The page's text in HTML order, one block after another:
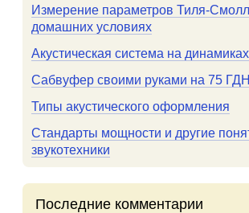
Измерение параметров Тиля-
домашних условиях
Акустическая система на
Сабвуфер своими руками на 75 ГДН
Типы акустического оформления
Стандарты мощности и другие
звукотехники
Последние комментарии